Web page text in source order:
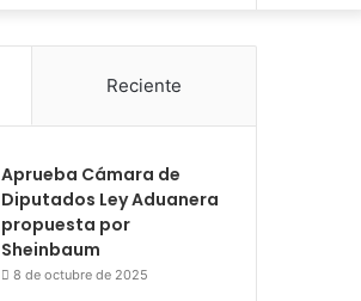
Reciente
Aprueba Cámara de
Diputados Ley Aduanera
propuesta por
Sheinbaum
8 de octubre de 2025